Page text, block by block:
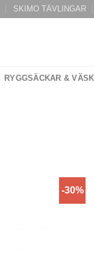
SKIMO TÄVLINGAR
RYGGSÄCKAR &
-30%